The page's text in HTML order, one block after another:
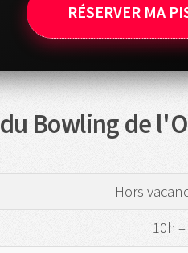
RÉSERVER MA
Bowling de
Hors
10h